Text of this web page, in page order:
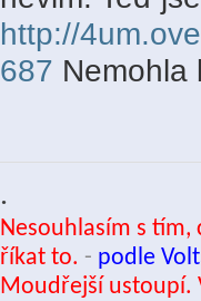
http://
687 Nemohla
.
Nesouhlasím s
říkat to. - podle
Moudřejší ustoupí.